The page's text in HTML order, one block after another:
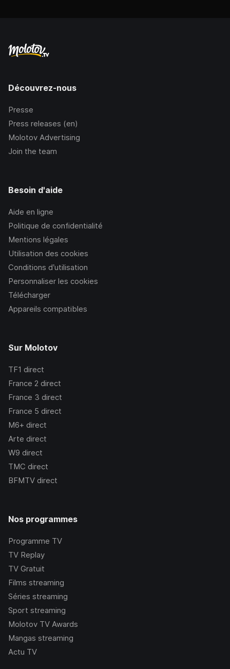
Découvrez-nous
Presse
Press releases (en)
Molotov Advertising
Join the team
Besoin d'aide
Aide en ligne
Politique de confidentialité
Mentions légales
Utilisation des cookies
Conditions d’utilisation
Personnaliser les cookies
Télécharger
Appareils compatibles
Sur Molotov
TF1 direct
France 2 direct
France 3 direct
France 5 direct
M6+ direct
Arte direct
W9 direct
TMC direct
BFMTV direct
Nos programmes
Programme TV
TV Replay
TV Gratuit
Films streaming
Séries streaming
Sport streaming
Molotov TV Awards
Mangas streaming
Actu TV